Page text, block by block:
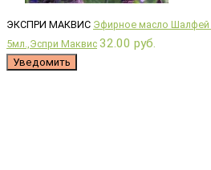
ЭКСПРИ МАКВИС Эфирное масло Шалфей
5мл.,Эспри Маквис 32.00 руб.
Уведомить